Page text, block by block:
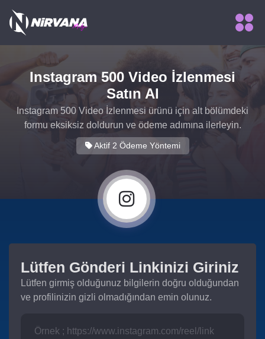
Instagram 500 Video İzlenmesi
Satın Al
Instagram 500 Video İzlenmesi ürünü için alt bölümdeki
formu eksiksiz doldurun ve ödeme adımına ilerleyin.
Aktif 2 Ödeme Yöntemi
Lütfen Gönderi Linkinizi Giriniz
Lütfen girmiş olduğunuz bilgilerin doğru olduğundan
ve profilinizin gizli olmadığından emin olunuz.